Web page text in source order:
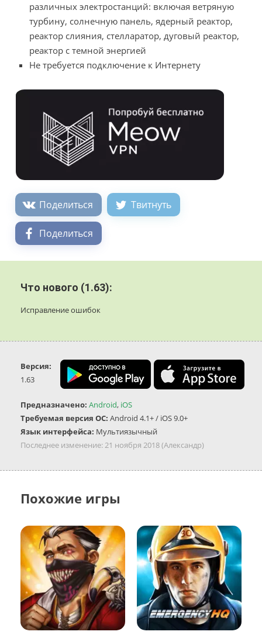
различных электростанций: включая ветряную
турбину, солнечную панель, ядерный реактор,
реактор слияния, стелларатор, дуговый реактор,
реактор с темной энергией
Не требуется подключение к Интернету
Поделиться Твитнуть
Поделиться
Что нового (1.63):
Исправление ошибок
Версия:
1.63
Предназначено: Android, iOS
Требуемая версия ОС: Android 4.1+ / iOS 9.0+
Язык интерфейса: Мультиязычный
Последнее изменение: 21 ноября 2018(Александр)
Похожие игры